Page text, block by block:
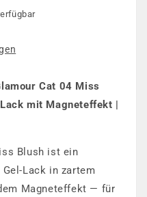
Cat 04 Miss
mit Magneteffekt |
Blush ist ein
Lack in zartem
Magneteffekt — für